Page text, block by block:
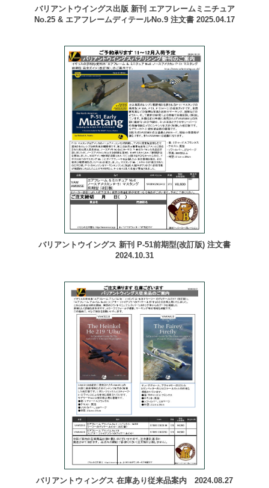
バリアントウイングス出版 新刊 エアフレームミニチュア
No.25 & エアフレームディテールNo.9 注文書 2025.04.17
バリアントウイングス 新刊 P-51前期型(改訂版) 注文書
2024.10.31
バリアントウィングス 在庫あり従来品案内 2024.08.27